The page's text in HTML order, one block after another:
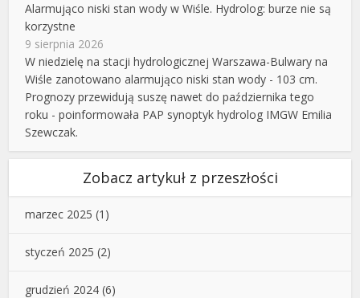
Alarmująco niski stan wody w Wiśle. Hydrolog: burze nie są
korzystne
9 sierpnia 2026
W niedzielę na stacji hydrologicznej Warszawa-Bulwary na
Wiśle zanotowano alarmująco niski stan wody - 103 cm.
Prognozy przewidują suszę nawet do października tego
roku - poinformowała PAP synoptyk hydrolog IMGW Emilia
Szewczak.
Zobacz artykuł z przeszłości
marzec 2025 (1)
styczeń 2025 (2)
grudzień 2024 (6)